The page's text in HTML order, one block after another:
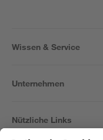
Wissen & Service
Unternehmen
Nützliche Links